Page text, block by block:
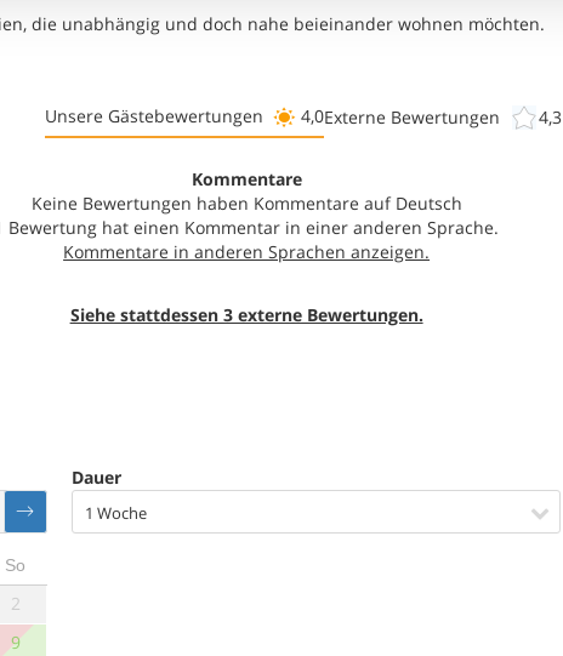
die unabhängig und doch nahe beieinander wohnen möchten.
Unsere Gästebewertungen 4,0Externe Bewertungen 4,3
Kommentare
Keine Bewertungen haben Kommentare auf Deutsch
Bewertung hat einen Kommentar in einer anderen Sprache.
Siehe stattdessen 3 externe Bewertungen.
So
2
9
Dauer
1 Woche